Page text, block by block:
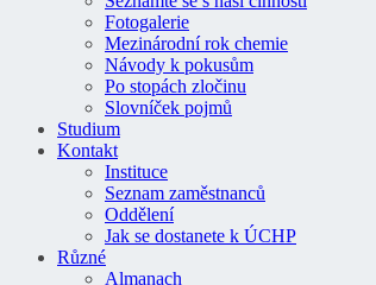
Fotogalerie
Mezinárodní rok chemie
Návody k pokusům
Po stopách zločinu
Slovníček pojmů
Studium
Kontakt
Instituce
Seznam zaměstnanců
Oddělení
Jak se dostanete k ÚCHP
Různé
Almanach